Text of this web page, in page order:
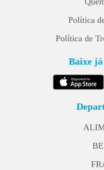
Política
Política de
Baixe já